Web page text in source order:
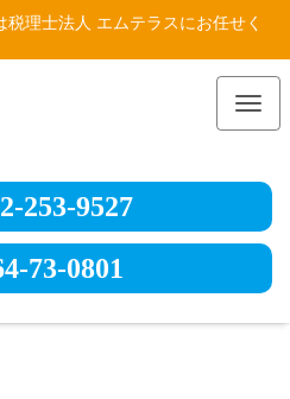
理士法人 エムテラスにお任せく
253-9527
73-0801